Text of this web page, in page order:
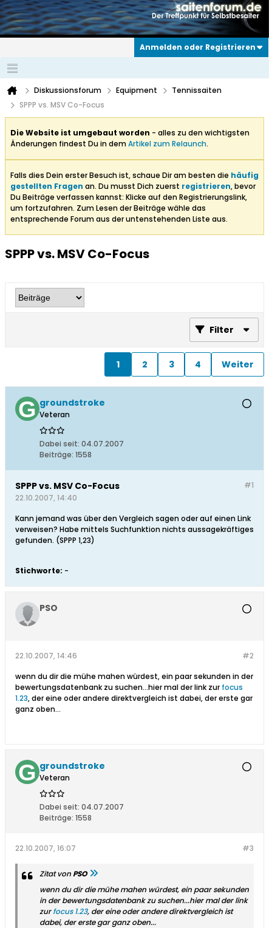
Anmelden oder Registrieren
Diskussionsforum Equipment
Tennissaiten
SPPP vs. MSV Co-Focus
Die Website ist umgebaut worden - alles zu den wichtigsten
Änderungen findest Du in demArtikel zum Relaunch.
Falls dies Dein erster Besuch ist, schaue Dir am besten die häufig
gestellten Fragen an. Du musst Dich zuerst registrieren, bevor
Du Beiträge verfassen kannst: Klicke auf den Registrierungslink,
um fortzufahren. Zum Lesen der Beiträge wähle das
entsprechende Forum aus der untenstehenden Liste aus.
SPPP vs. MSV Co-Focus
Filter
1 2 3 4 Weiter
groundstroke
Veteran
Dabei seit: 04.07.2007
Beiträge: 1558
#1
SPPP vs. MSV Co-Focus
22.10.2007, 14:40
Kann jemand was über den Vergleich sagen oder auf einen Link
verweisen? Habe mittels Suchfunktion nichts aussagekräftiges
gefunden. (SPPP 1,23)
Stichworte: -
PSO
#2
22.10.2007, 14:46
wenn du dir die mühe mahen würdest, ein paar sekunden in der
bewertungsdatenbank zu suchen...hier mal der link zur focus
1.23, der eine oder andere direktvergleich ist dabei, der erste gar
ganz oben...
groundstroke
Veteran
Dabei seit: 04.07.2007
Beiträge: 1558
#3
22.10.2007, 16:07
Zitat vonPSO
wenn du dir die mühe mahen würdest, ein paar sekunden
in der bewertungsdatenbank zu suchen...hier mal der link
zurfocus 1.23, der eine oder andere direktvergleich ist
dabei, der erste gar ganz oben...